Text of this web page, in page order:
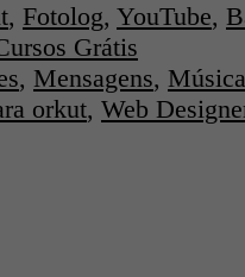
, Fotolog, YouTube,
Grátis
, Mensagens,
orkut, Web